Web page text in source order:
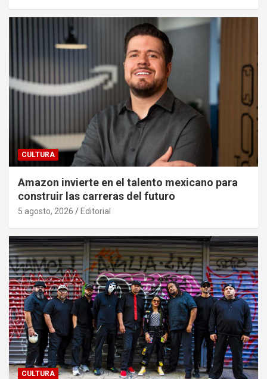
CULTURA
Amazon invierte en el talento mexicano para
construir las carreras del futuro
5 agosto, 2026 Editorial
CULTURA